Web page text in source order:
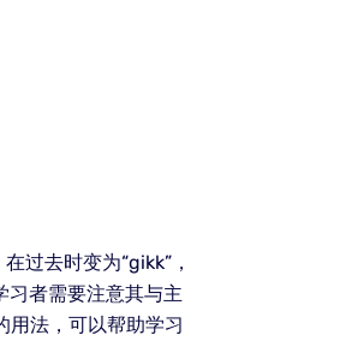
过去时变为“gikk”，
习者需要注意其与主
用法，可以帮助学习